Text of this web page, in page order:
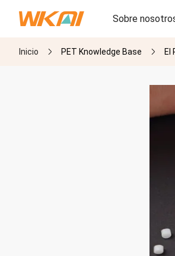
Sobre
I+D
Inicio PET Knowledge Base El